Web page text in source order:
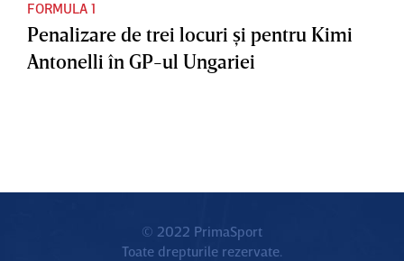
FORMULA 1
Penalizare de trei locuri şi pentru Kimi
Antonelli în GP-ul Ungariei
© 2022 PrimaSport
Toate drepturile rezervate.